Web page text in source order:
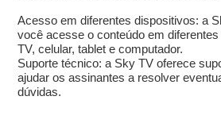
Acesso em diferentes dispositivos: a
você acesse o conteúdo em
TV, celular, tablet e computador.
Suporte técnico: a Sky TV oferece
ajudar os assinantes a resolver
dúvidas.